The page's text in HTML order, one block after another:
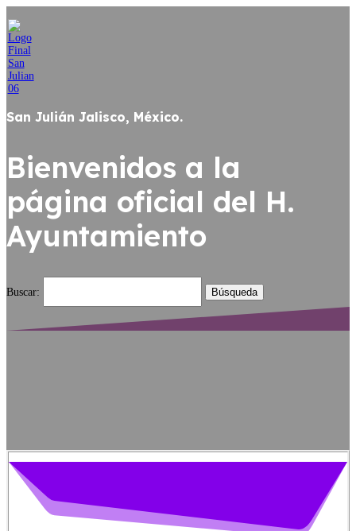
San Julián Jalisco, México.
Bienvenidos a la
página oficial del H.
Ayuntamiento
Buscar: